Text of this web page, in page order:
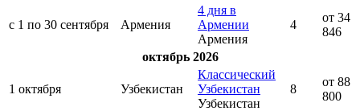
с 1 по 30 сентября Армения
4 дня в
Армении
Армения
4
от 34
846
октябрь 2026
1 октября Узбекистан
Классический
Узбекистан
Узбекистан
8
от 88
800